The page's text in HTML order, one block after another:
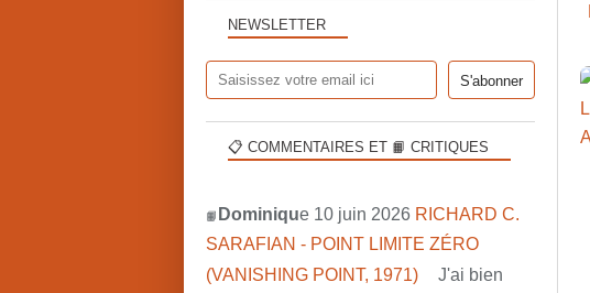
NEWSLETTER
📋 COMMENTAIRES ET 📙 CRITIQUES
📙 Dominique 10 juin 2026 RICHARD C.
SARAFIAN - POINT LIMITE ZÉRO
(VANISHING POINT, 1971)
J'ai bien